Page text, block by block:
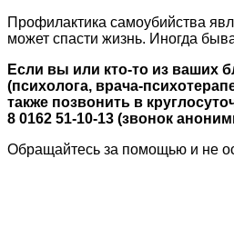
Профилактика самоубийства
может спасти жизнь. Иногда
Если вы или кто-то из ваших
(психолога, врача-
также позвонить в
8 0162 51-10-13 (звонок
Обращайтесь за помощью и не